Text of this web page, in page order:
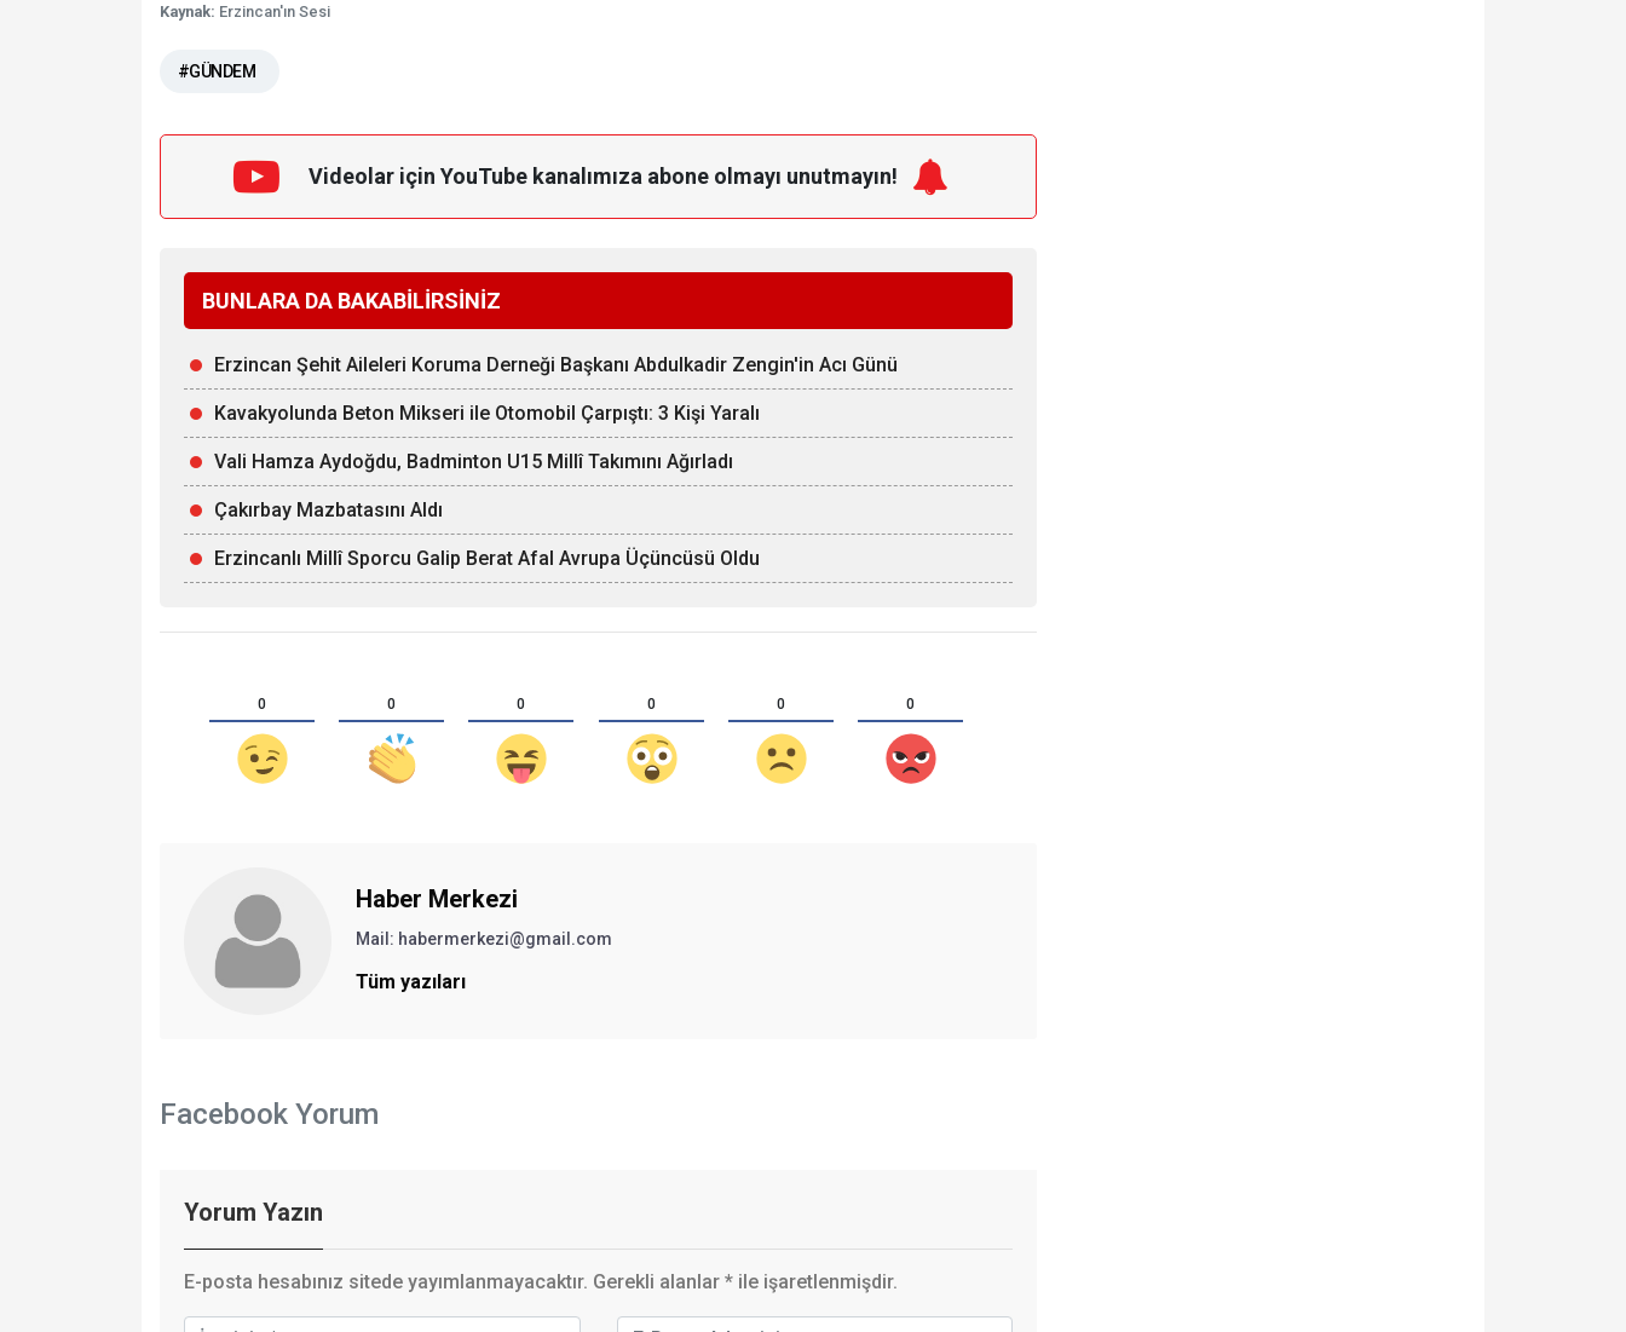
Kaynak: Erzincan'ın Sesi
#GÜNDEM
Videolar için YouTube kanalımıza abone olmayı unutmayın!
BUNLARA DA BAKABİLİRSİNİZ
Erzincan Şehit Aileleri Koruma Derneği Başkanı Abdulkadir Zengin'in Acı Günü
Kavakyolunda Beton Mikseri ile Otomobil Çarpıştı: 3 Kişi Yaralı
Vali Hamza Aydoğdu, Badminton U15 Millî Takımını Ağırladı
Çakırbay Mazbatasını Aldı
Erzincanlı Millî Sporcu Galip Berat Afal Avrupa Üçüncüsü Oldu
0 0 0 0 0 0
Haber Merkezi
Mail: habermerkezi@gmail.com
Tüm yazıları
Facebook Yorum
Yorum Yazın
E-posta hesabınız sitede yayımlanmayacaktır. Gerekli alanlar * ile işaretlenmişdir.